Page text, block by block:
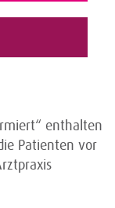
enthalten
Patienten vor